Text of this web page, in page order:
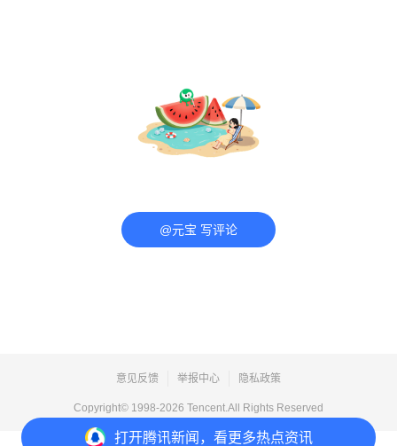
打开腾讯新闻，看更多热点资讯
@元宝 写评论
意见反馈 举报中心 隐私政策
Copyright© 1998-2026 Tencent.All Rights Reserved